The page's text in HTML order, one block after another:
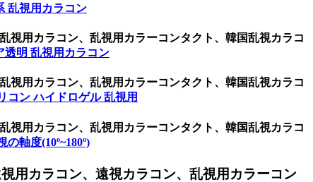
乱視用カラコン
視用カラコン、乱視用カラーコンタクト、韓国乱視カラコ
透明 乱視用カラコン
視用カラコン、乱視用カラーコンタクト、韓国乱視カラコ
コン ハイドロゲル 乱視用
視用カラコン、乱視用カラーコンタクト、韓国乱視カラコ
の軸度(10º~180º)
用カラコン、遠視カラコン、乱視用カラーコン